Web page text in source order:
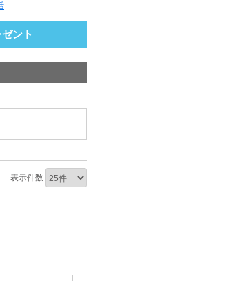
ント
表示件数